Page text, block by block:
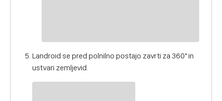
Landroid se pred polnilno postajo zavrti za 360° in
ustvari zemljevid.